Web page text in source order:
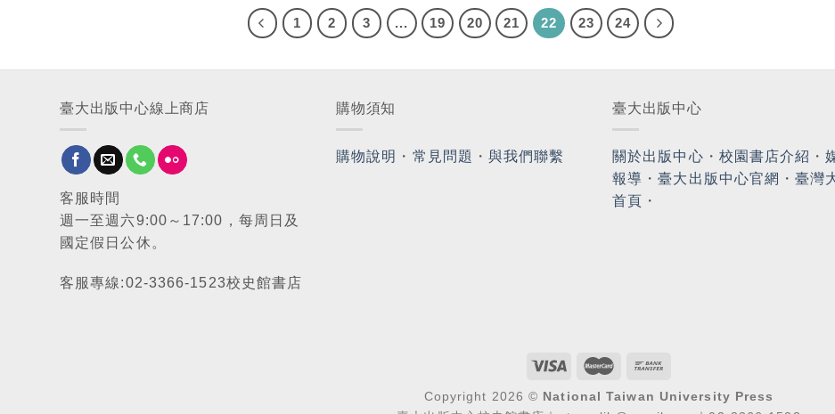
1 2 3 ... 19 20 21 22 23 24
臺大出版中心線上商店
客服時間
週一至週六9:00～17:00，每周日及
國定假日公休。
客服專線:02-3366-1523校史館書店
購物須知
購物說明 ・ 常見問題 ・與我們聯繫
臺大出版中心
關於出版中心 ・ 校園書店介紹 ・
報導 ・臺大出版中心官網 ・臺灣
首頁 ・
Copyright 2026 © National Taiwan University Press